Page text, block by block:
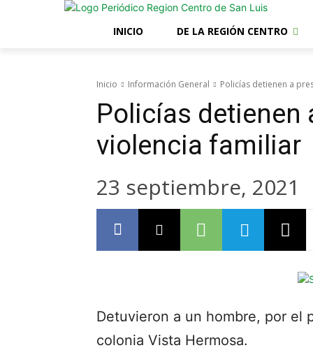
INICIO DE LA REGIÓN CENTRO
Inicio Información General Policías detienen a
Policías detienen
violencia familiar
23 septiembre, 2021
Detuvieron a un hombre, por el
colonia Vista Hermosa.